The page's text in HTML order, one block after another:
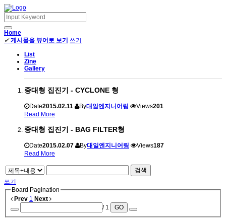
Home
✔ 게시물을 뷰어로 보기
쓰기
List
Zine
Gallery
중대형 집진기 - CYCLONE 형
Date2015.02.11 By대일엔지니어링 Views201
Read More
중대형 집진기 - BAG FILTER형
Date2015.02.07 By대일엔지니어링 Views187
Read More
검색
쓰기
Board Pagination
Prev 1 Next
/ 1
GO